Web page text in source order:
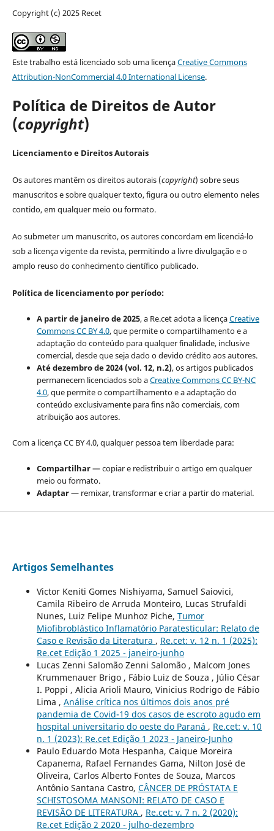
Copyright (c) 2025 Recet
Este trabalho está licenciado sob uma licençaCreative Commons
Attribution-NonCommercial 4.0 International License.
Política de Direitos de Autor
(copyright)
Licenciamento e Direitos Autorais
Os autores mantêm os direitos autorais (copyright) sobre seus
manuscritos e sobre qualquer texto, figura ou outro elemento neles
contido, em qualquer meio ou formato.
Ao submeter um manuscrito, os autores concordam em licenciá-lo
sob a licença vigente da revista, permitindo a livre divulgação e o
amplo reuso do conhecimento científico publicado.
Política de licenciamento por período:
A partir de janeiro de 2025, a Re.cet adota a licençaCreative
Commons CC BY 4.0, que permite o compartilhamento e a
adaptação do conteúdo para qualquer finalidade, inclusive
comercial, desde que seja dado o devido crédito aos autores.
Até dezembro de 2024 (vol. 12, n.2), os artigos publicados
permanecem licenciados sob aCreative Commons CC BY-NC
4.0, que permite o compartilhamento e a adaptação do
conteúdo exclusivamente para fins não comerciais, com
atribuição aos autores.
Com a licença CC BY 4.0, qualquer pessoa tem liberdade para:
Compartilhar— copiar e redistribuir o artigo em qualquer
meio ou formato.
Adaptar— remixar, transformar e criar a partir do material.
Artigos Semelhantes
Victor Keniti Gomes Nishiyama, Samuel Saiovici,
Camila Ribeiro de Arruda Monteiro, Lucas Strufaldi
Nunes, Luiz Felipe Munhoz Piche, Tumor
Miofibroblástico Inflamatório Paratesticular: Relato de
Caso e Revisão da Literatura , Re.cet: v. 12 n. 1 (2025):
Re.cet Edição 1 2025 - janeiro-junho
Lucas Zenni Salomão Zenni Salomão , Malcom Jones
Krummenauer Brigo , Fábio Luiz de Souza , Júlio César
I. Poppi , Alicia Arioli Mauro, Vinicius Rodrigo de Fábio
Lima , Análise crítica nos últimos dois anos pré
pandemia de Covid-19 dos casos de escroto agudo em
hospital universitario do oeste do Paraná , Re.cet: v. 10
n. 1 (2023): Re.cet Edição 1 2023 - Janeiro-Junho
Paulo Eduardo Mota Hespanha, Caique Moreira
Capanema, Rafael Fernandes Gama, Nilton José de
Oliveira, Carlos Alberto Fontes de Souza, Marcos
Antônio Santana Castro, CÂNCER DE PRÓSTATA E
SCHISTOSOMA MANSONI: RELATO DE CASO E
REVISÃO DE LITERATURA , Re.cet: v. 7 n. 2 (2020):
Re.cet Edição 2 2020 - julho-dezembro